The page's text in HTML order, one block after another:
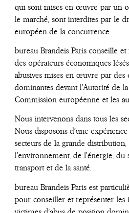
qui sont mises en œuvre par un
le marché, sont interdites par le
européen de la concurrence.
bureau Brandeis Paris conseille
des opérateurs économiques
abusives mises en œuvre par des
dominantes devant l’Autorité de
Commission européenne et les
Nous intervenons dans tous les
Nous disposons d’une
secteurs de la grande
l’environnement, de l’énergie, du
transport et de la santé.
bureau Brandeis Paris est
pour conseiller et représenter les